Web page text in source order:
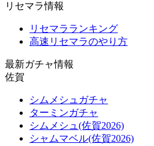
リセマラ情報
リセマラランキング
高速リセマラのやり方
最新ガチャ情報
佐賀
シムメシュガチャ
ターミンガチャ
シムメシュ(佐賀2026)
シャムマベル(佐賀2026)